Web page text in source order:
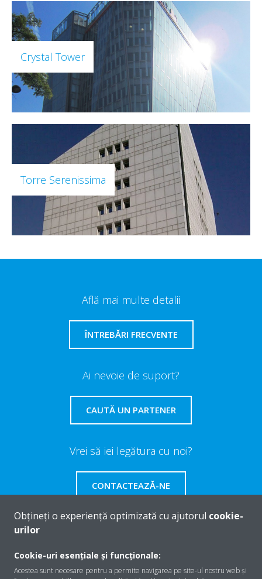
Crystal Tower
Torre Serenissima
Află mai multe detalii
ÎNTREBĂRI FRECVENTE
Ai nevoie de suport?
CAUTĂ UN PARTENER
Vrei să iei legătura cu noi?
CONTACTEAZĂ-NE
Despre Daikin
Obțineți o experiență optimizată cu ajutorul cookie-
urilor
Cookie-uri esențiale și funcționale:
Acestea sunt necesare pentru a permite navigarea pe site-ul nostru web și